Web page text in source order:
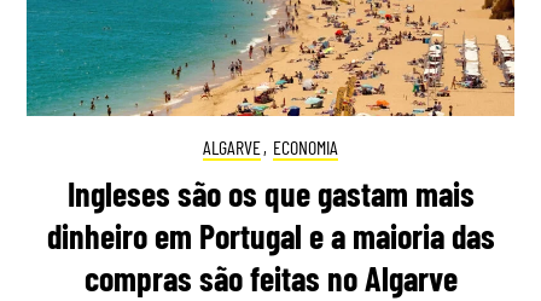
ALGARVE, ECONOMIA
Ingleses são os que gastam mais
dinheiro em Portugal e a maioria das
compras são feitas no Algarve